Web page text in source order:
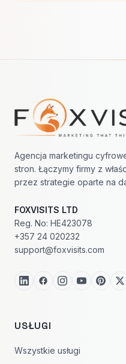
Nawigacja w stopce
Agencja marketingu
stron. Łączymy firmy z
przez strategie oparte na
FOXVISITS LTD
Reg. No: HE423078
+357 24 020232
support@foxvisits.com
USŁUGI
Wszystkie usługi